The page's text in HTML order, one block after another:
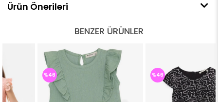
Ürün Önerileri
BENZER ÜRÜNLER
%46